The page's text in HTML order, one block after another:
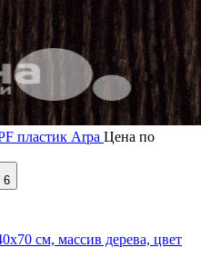
пластик Arpa Цена по
6